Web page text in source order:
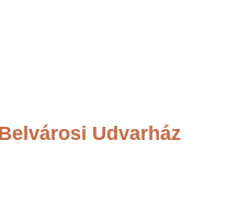
Udvarház